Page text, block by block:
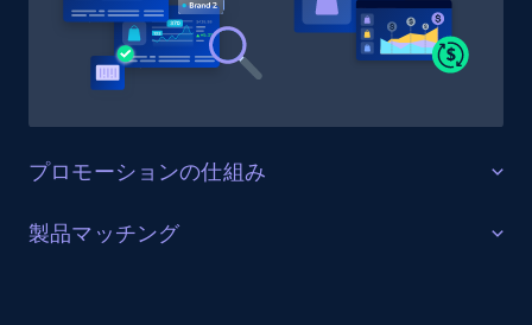
1.9K+ 323+ 今すぐ始める
Etsy - Collects data from shop's URL
URL, Product id, Listing inventory id, Title, Rating,
Reviews count shop, Reviews count item, Initial
プロモーションの仕組み
販売を最適化する
製品マッチング